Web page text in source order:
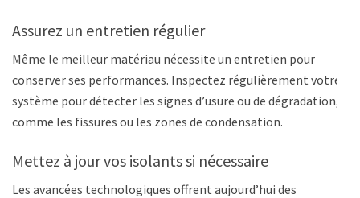
Assurez un entretien régulier
Même le meilleur matériau nécessite un entretien pour
conserver ses performances. Inspectez régulièrement votre
système pour détecter les signes d’usure ou de dégradation,
comme les fissures ou les zones de condensation.
Mettez à jour vos isolants si nécessaire
Les avancées technologiques offrent aujourd’hui des